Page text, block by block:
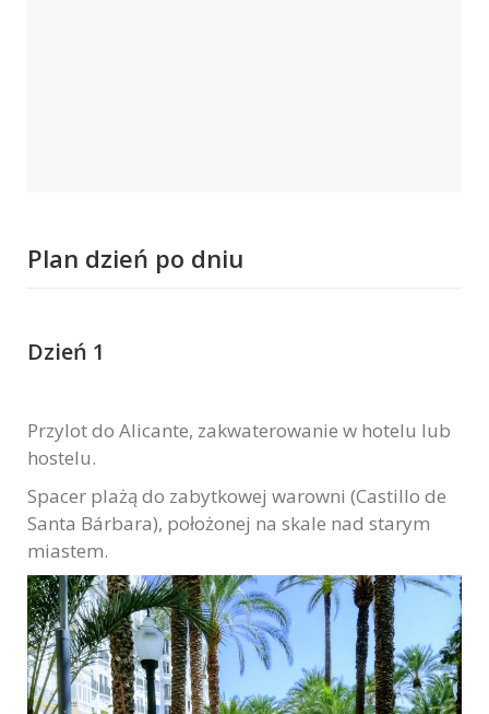
Plan dzień po dniu
Dzień 1
Przylot do Alicante, zakwaterowanie w hotelu lub
hostelu.
Spacer plażą do zabytkowej warowni (Castillo de
Santa Bárbara), położonej na skale nad starym
miastem.